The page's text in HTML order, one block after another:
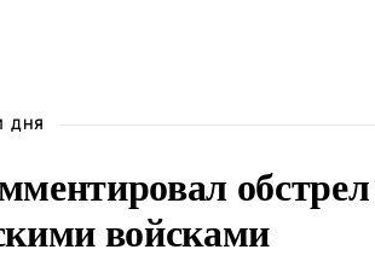
ДНЯ
войсками